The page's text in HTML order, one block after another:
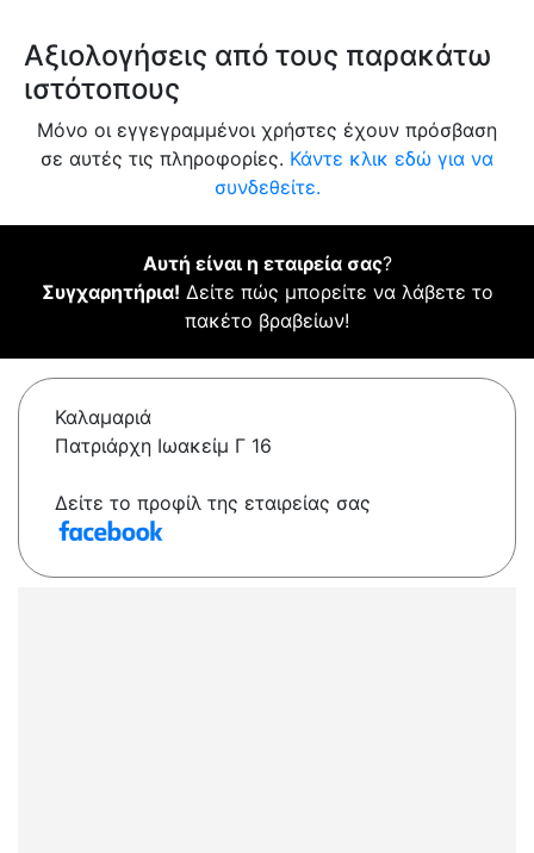
Αξιολογήσεις από τους παρακάτω
ιστότοπους
Μόνο οι εγγεγραμμένοι χρήστες έχουν πρόσβαση
σε αυτές τις πληροφορίες. Κάντε κλικ εδώ για να
συνδεθείτε.
Αυτή είναι η εταιρεία σας?
Συγχαρητήρια! Δείτε πώς μπορείτε να λάβετε το
πακέτο βραβείων!
Καλαμαριά
Πατριάρχη Ιωακείμ Γ 16
Δείτε το προφίλ της εταιρείας σας